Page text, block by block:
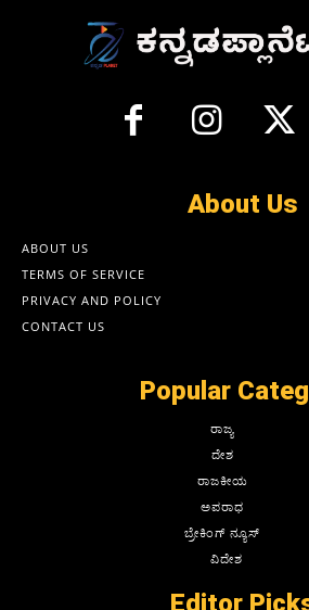
About Us
ABOUT US
TERMS OF SERVICE
PRIVACY AND POLICY
CONTACT US
Popular
ರಾಜ್ಯ
ದೇಶ
ರಾಜಕೀಯ
ಅಪರಾಧ
ಬ್ರೇಕಿಂಗ್ ನ್ಯೂಸ್
ವಿದೇಶ
Editor